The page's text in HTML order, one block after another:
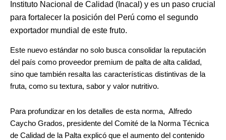
Instituto Nacional de Calidad (Inacal) y es un paso crucial
para fortalecer la posición del Perú como el segundo
exportador mundial de este fruto.
Este nuevo estándar no solo busca consolidar la reputación
del país como proveedor premium de palta de alta calidad,
sino que también resalta las características distintivas de la
fruta, como su textura, sabor y valor nutritivo.
Para profundizar en los detalles de esta norma, Alfredo
Caycho Grados, presidente del Comité de la Norma Técnica
de Calidad de la Palta explicó que el aumento del contenido